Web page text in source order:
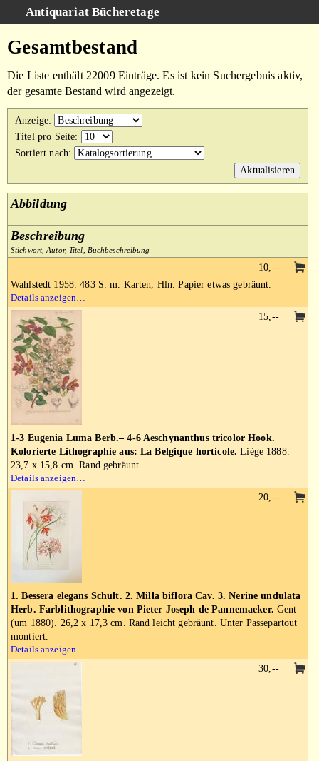
Antiquariat Bücheretage
Gesamtbestand
Warenkorb
AGB
Gesamtbestand
Die Liste enthält 22009 Einträge. Es ist kein Suchergebnis aktiv,
der gesamte Bestand wird angezeigt.
Anzeige:
Titel pro Seite:
Sortiert nach:
Abbildung
Beschreibung
Stichwort, Autor, Titel, Buchbeschreibung
Wahlstedt 1958. 483 S. m. Karten, Hln. Papier etwas gebräunt.
Details anzeigen…
10,--
1-3 Eugenia Luma Berb.– 4-6 Aeschynanthus tricolor Hook.
Kolorierte Lithographie aus: La Belgique horticole. Liège 1888.
23,7 x 15,8 cm. Rand gebräunt.
Details anzeigen…
15,--
1. Bessera elegans Schult. 2. Milla biflora Cav. 3. Nerine undulata
Herb. Farblithographie von Pieter Joseph de Pannemaeker. Gent
(um 1880). 26,2 x 17,3 cm. Rand leicht gebräunt. Unter Passepartout
montiert.
Details anzeigen…
20,--
30,--